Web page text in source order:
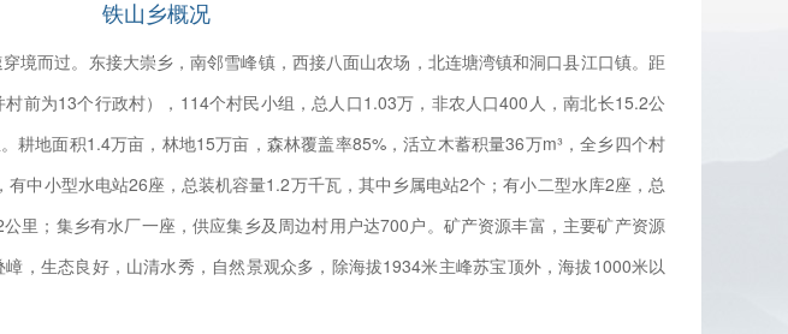
铁山乡概况
境而过。东接大崇乡，南邻雪峰镇，西接八面山农场，北连塘湾镇和洞口县江口镇。距
前为13个行政村），114个村民小组，总人口1.03万，非农人口400人，南北长15.2公
耕地面积1.4万亩，林地15万亩，森林覆盖率85%，活立木蓄积量36万m³，全乡四个村
中小型水电站26座，总装机容量1.2万千瓦，其中乡属电站2个；有小二型水库2座，总
里；集乡有水厂一座，供应集乡及周边村用户达700户。矿产资源丰富，主要矿产资源
，生态良好，山清水秀，自然景观众多，除海拔1934米主峰苏宝顶外，海拔1000米以